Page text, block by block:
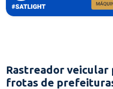
Rastreador veicular
frotas de